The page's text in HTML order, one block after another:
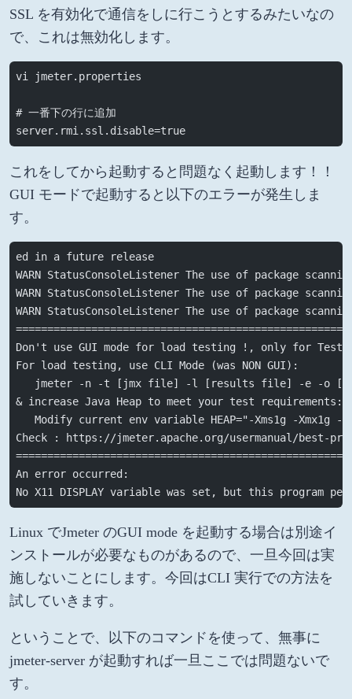
SSL を有効化で通信をしに行こうとするみたいなの
で、これは無効化します。
vi jmeter.properties
# 一番下の行に追加
server.rmi.ssl.disable=true
これをしてから起動すると問題なく起動します！！
GUI モードで起動すると以下のエラーが発生しま
す。
ed in a future release
WARN StatusConsoleListener The use of package
WARN StatusConsoleListener The use of package
WARN StatusConsoleListener The use of package
Don't use GUI mode for load testing !, only for Test
For load testing, use CLI Mode (was NON GUI):
jmeter -n -t [jmx file] -l [results file] -e -o
& increase Java Heap to meet your test requirements:
Modify current env variable HEAP="-Xms1g -Xmx1g
Check : https://jmeter.apache.org/usermanual/best-
An error occurred:
No X11 DISPLAY variable was set, but this program
Linux でJmeter のGUI mode を起動する場合は別途イ
ンストールが必要なものがあるので、一旦今回は実
施しないことにします。今回はCLI 実行での方法を
試していきます。
ということで、以下のコマンドを使って、無事に
jmeter-server が起動すれば一旦ここでは問題ないで
す。